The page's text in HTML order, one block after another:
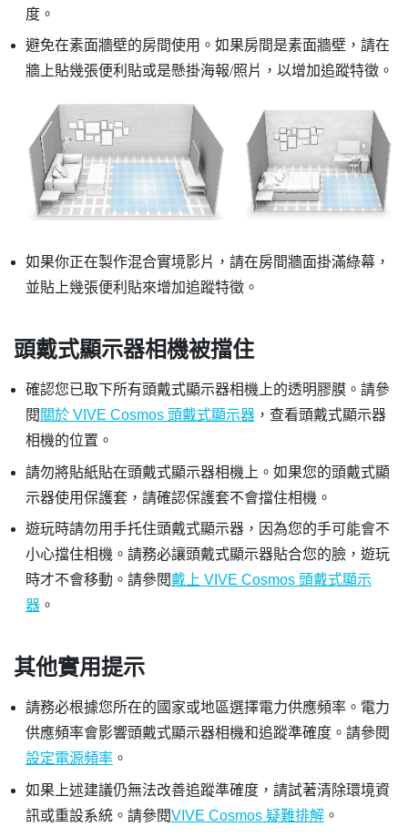
度。
避免在素面牆壁的房間使用。如果房間是素面牆壁，請在
牆上貼幾張便利貼或是懸掛海報/照片，以增加追蹤特徵。
如果你正在製作混合實境影片，請在房間牆面掛滿綠幕，
並貼上幾張便利貼來增加追蹤特徵。
頭戴式顯示器相機被擋住
確認您已取下所有頭戴式顯示器相機上的透明膠膜。請參
閱 關於 VIVE Cosmos 頭戴式顯示器，查看頭戴式顯示器
相機的位置。
請勿將貼紙貼在頭戴式顯示器相機上。如果您的頭戴式顯
示器使用保護套，請確認保護套不會擋住相機。
遊玩時請勿用手托住頭戴式顯示器，因為您的手可能會不
小心擋住相機。請務必讓頭戴式顯示器貼合您的臉，遊玩
時才不會移動。請參閱戴上 VIVE Cosmos 頭戴式顯示
器。
其他實用提示
請務必根據您所在的國家或地區選擇電力供應頻率。電力
供應頻率會影響頭戴式顯示器相機和追蹤準確度。請參閱
設定電源頻率。
如果上述建議仍無法改善追蹤準確度，請試著清除環境資
訊或重設系統。請參閱VIVE Cosmos 疑難排解。